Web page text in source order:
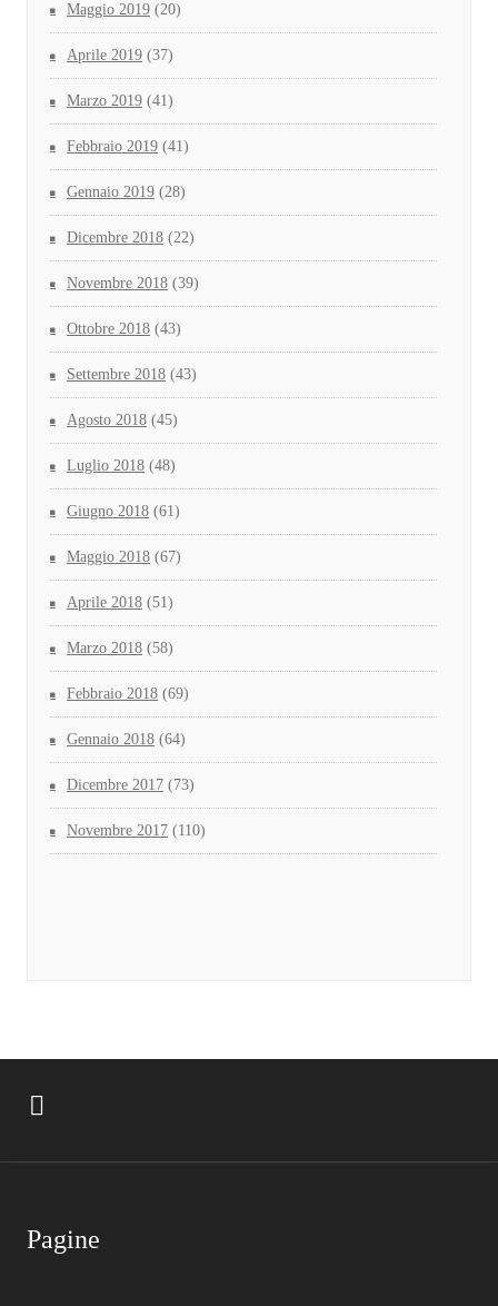
Maggio 2019 (20)
Aprile 2019 (37)
Marzo 2019 (41)
Febbraio 2019 (41)
Gennaio 2019 (28)
Dicembre 2018 (22)
Novembre 2018 (39)
Ottobre 2018 (43)
Settembre 2018 (43)
Agosto 2018 (45)
Luglio 2018 (48)
Giugno 2018 (61)
Maggio 2018 (67)
Aprile 2018 (51)
Marzo 2018 (58)
Febbraio 2018 (69)
Gennaio 2018 (64)
Dicembre 2017 (73)
Novembre 2017 (110)
Pagine